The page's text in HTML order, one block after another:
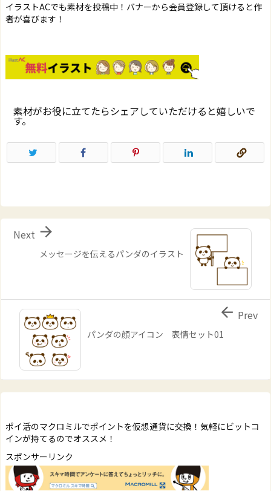
イラストACでも素材を投稿中！バナーから会員登録して頂けると作
者が喜びます！
素材がお役に立てたらシェアしていただけると嬉しいで
す。
メッセージを伝えるパンダのイラスト

Next
パンダの顔アイコン 表情セット01
 Prev
ポイ活のマクロミルでポイントを仮想通貨に交換！気軽にビットコ
インが持てるのでオススメ！
スポンサーリンク